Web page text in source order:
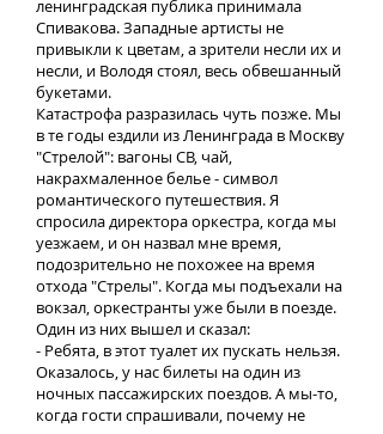
ленинградская публика принимала
Спивакова. Западные артисты не
привыкли к цветам, а зрители несли их и
несли, и Володя стоял, весь обвешанный
букетами.
Катастрофа разразилась чуть позже. Мы
в те годы ездили из Ленинграда в Москву
"Стрелой": вагоны СВ, чай,
накрахмаленное белье - символ
романтического путешествия. Я
спросила директора оркестра, когда мы
уезжаем, и он назвал мне время,
подозрительно не похожее на время
отхода "Стрелы". Когда мы подъехали на
вокзал, оркестранты уже были в поезде.
Один из них вышел и сказал:
- Ребята, в этот туалет их пускать нельзя.
Оказалось, у нас билеты на один из
ночных пассажирских поездов. А мы-то,
когда гости спрашивали, почему не